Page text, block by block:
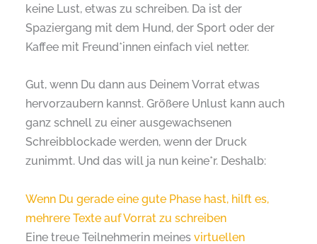
keine Lust, etwas zu schreiben. Da ist der
Spaziergang mit dem Hund, der Sport oder der
Kaffee mit Freund*innen einfach viel netter.
Gut, wenn Du dann aus Deinem Vorrat etwas
hervorzaubern kannst. Größere Unlust kann auch
ganz schnell zu einer ausgewachsenen
Schreibblockade werden, wenn der Druck
zunimmt. Und das will ja nun keine*r. Deshalb:
Wenn Du gerade eine gute Phase hast, hilft es,
mehrere Texte auf Vorrat zu schreiben
Eine treue Teilnehmerin meinesvirtuellen